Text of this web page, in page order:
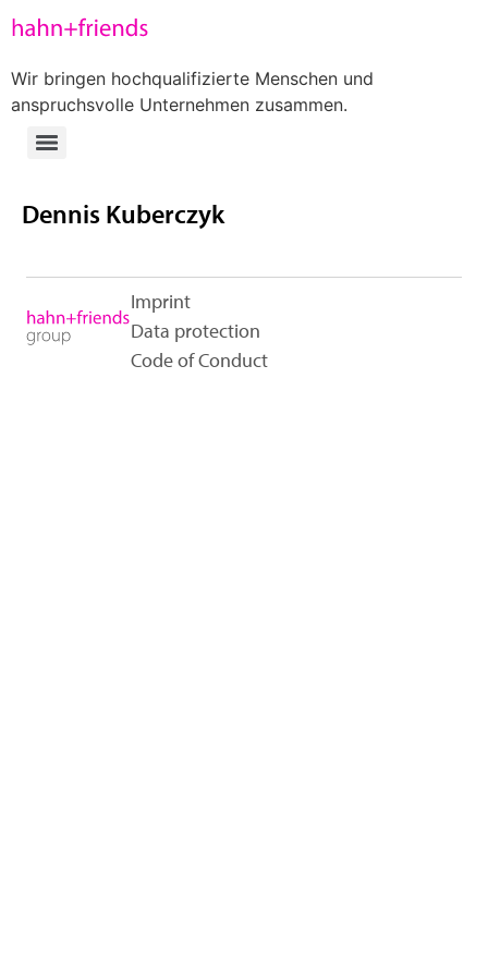
Wir bringen hochqualifizierte Menschen und
anspruchsvolle Unternehmen zusammen.
Dennis Kuberczyk
Imprint
Data protection
Code of Conduct